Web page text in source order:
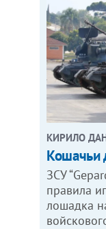
КИРИЛО
Кошачьи
ЗСУ
правила
лошадка